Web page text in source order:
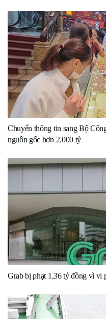
Chuyển thông tin sang Bộ
nguồn gốc hơn 2.000 tỷ
Grab bị phạt 1,36 tỷ đồng vì vi